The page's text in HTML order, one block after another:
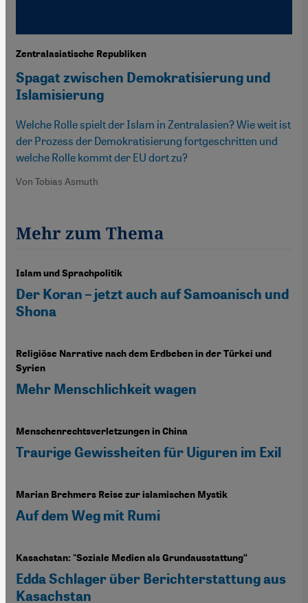
Zentralasiatische Republiken
Spagat zwischen Demokratisierung und
Islamisierung
Welche Rolle spielt der Islam in Zentralasien? Wie weit ist
der Prozess der Demokratisierung fortgeschritten und
welche Rolle kommt der EU dort zu?
Von Tobias Asmuth
Mehr zum Thema
Islam und Sprachpolitik
Der Koran – jetzt auch auf Samoanisch und
Shona
Religiöse Narrative nach dem Erdbeben in der Türkei und
Syrien
Mehr Menschlichkeit wagen
Menschenrechtsverletzungen in China
Traurige Gewissheiten für Uiguren im Exil
Marian Brehmers Reise zur islamischen Mystik
Auf dem Weg mit Rumi
Kasachstan: "Soziale Medien als Grundausstattung“
Edda Schlager über Berichterstattung aus
Kasachstan